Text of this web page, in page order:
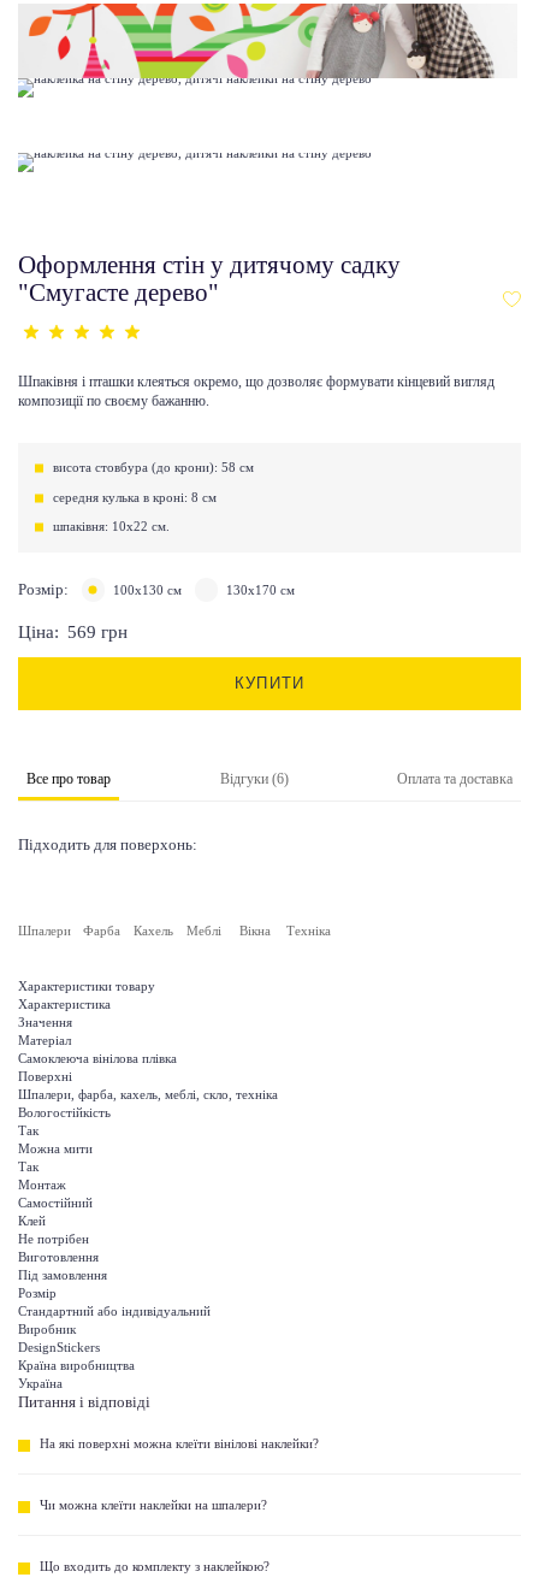
Оформлення стін у дитячому садку
"Смугасте дерево"
Шпаківня і пташки клеяться окремо, що дозволяє формувати кінцевий вигляд
композиції по своєму бажанню.
висота стовбура (до крони): 58 см
середня кулька в кроні: 8 см
шпаківня: 10х22 см.
Розмір: 100х130 см 130х170 см
Ціна: 569 грн
КУПИТИ
Все про товар Відгуки (6) Оплата та доставка
Підходить для поверхонь:
Шпалери Фарба Кахель Меблі Вікна Техніка
Характеристики товару
Характеристика
Значення
Матеріал
Самоклеюча вінілова плівка
Поверхні
Шпалери, фарба, кахель, меблі, скло, техніка
Вологостійкість
Так
Можна мити
Так
Монтаж
Самостійний
Клей
Не потрібен
Виготовлення
Під замовлення
Розмір
Стандартний або індивідуальний
Виробник
DesignStickers
Країна виробництва
Україна
Питання і відповіді
На які поверхні можна клеїти вінілові наклейки?
Чи можна клеїти наклейки на шпалери?
Що входить до комплекту з наклейкою?